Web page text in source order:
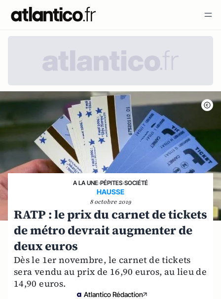
A LA UNE›PÉPITES›SOCIÉTÉ
HAUSSE
8 octobre 2019
RATP : le prix du carnet de tickets
de métro devrait augmenter de
deux euros
Dès le 1er novembre, le carnet de tickets
sera vendu au prix de 16,90 euros, au lieu de
14,90 euros.
Atlantico Rédaction